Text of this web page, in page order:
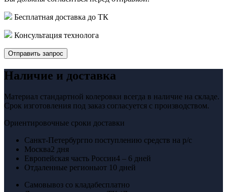
Бесплатная доставка до ТК
Консультация технолога
Отправить запрос
Наличие и доставка
Материал стандартной колеровки всегда в наличие на складе.
Срок изготовления под заказ согласуется с производством.
Ориентировочные сроки доставки
Санкт-Петербургпо поступлению средств на р/с
Москва2 дня
Европейская часть России4 – 6 дней
Отдаленные регионыот 10 дней
Самовывоз со кладабесплатно